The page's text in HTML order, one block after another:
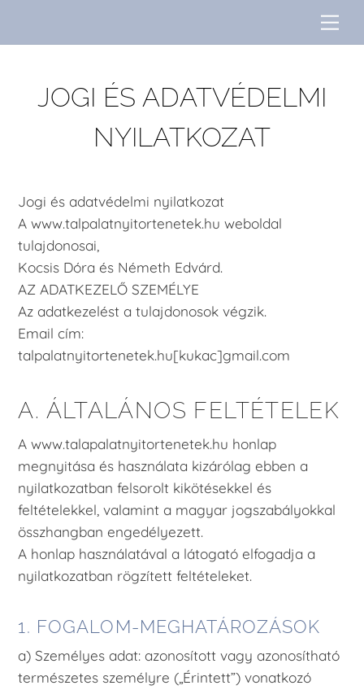
JOGI ÉS ADATVÉDELMI
NYILATKOZAT
Jogi és adatvédelmi nyilatkozat
A www.talpalatnyitortenetek.hu weboldal
tulajdonosai,
Kocsis Dóra és Németh Edvárd.
AZ ADATKEZELŐ SZEMÉLYE
Az adatkezelést a tulajdonosok végzik.
Email cím:
talpalatnyitortenetek.hu[kukac]gmail.com
A. ÁLTALÁNOS FELTÉTELEK
A www.talapalatnyitortenetek.hu honlap
megnyitása és használata kizárólag ebben a
nyilatkozatban felsorolt kikötésekkel és
feltételekkel, valamint a magyar jogszabályokkal
összhangban engedélyezett.
A honlap használatával a látogató elfogadja a
nyilatkozatban rögzített feltételeket.
1. FOGALOM-MEGHATÁROZÁSOK
a) Személyes adat: azonosított vagy azonosítható
természetes személyre („Érintett”) vonatkozó